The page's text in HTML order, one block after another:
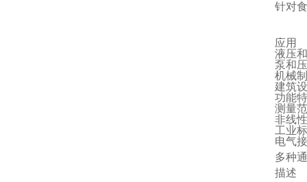
针对
应用
液压
泵和
机械
建筑
功能
测量
非线
工业
电气
多种
描述